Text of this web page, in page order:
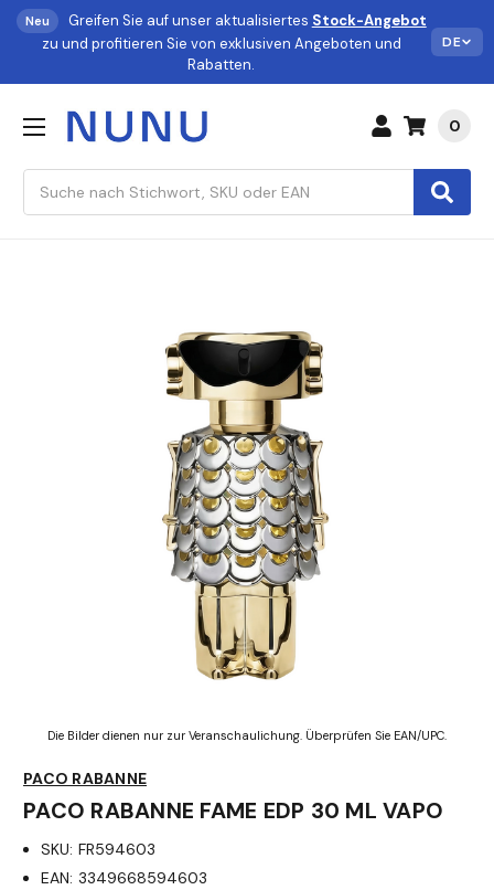
Neu Greifen Sie auf unser aktualisiertes Stock-Angebot
zu und profitieren Sie von exklusiven Angeboten und
Rabatten.
DE
0
PACO RABANNE
PACO RABANNE FAME EDP 30 ML VAPO
SKU: FR594603
EAN: 3349668594603
Die Bilder dienen nur zur Veranschaulichung. Überprüfen Sie EAN/UPC.